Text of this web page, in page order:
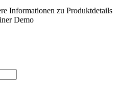
Informationen zu Produktdetails
Demo